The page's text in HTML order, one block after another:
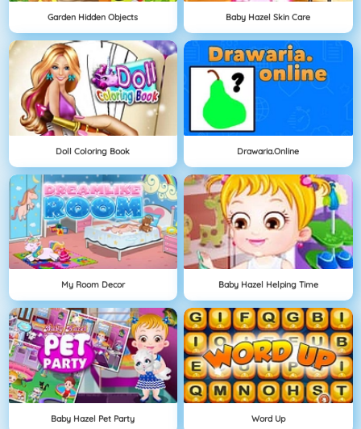
Garden Hidden Objects Baby Hazel Skin Care
Doll Coloring Book Drawaria.online
My Room Decor Baby Hazel Helping Time
Baby Hazel Pet Party Word Up